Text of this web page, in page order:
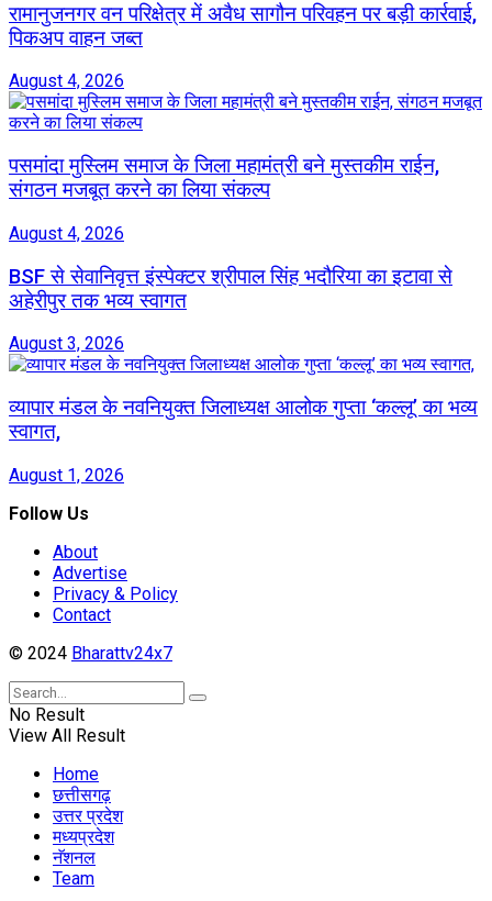
रामानुजनगर वन परिक्षेत्र में अवैध सागौन परिवहन पर बड़ी कार्रवाई,
पिकअप वाहन जब्त
August 4, 2026
पसमांदा मुस्लिम समाज के जिला महामंत्री बने मुस्तकीम राईन,
संगठन मजबूत करने का लिया संकल्प
August 4, 2026
BSF से सेवानिवृत्त इंस्पेक्टर श्रीपाल सिंह भदौरिया का इटावा से
अहेरीपुर तक भव्य स्वागत
August 3, 2026
व्यापार मंडल के नवनियुक्त जिलाध्यक्ष आलोक गुप्ता ‘कल्लू’ का भव्य
स्वागत,
August 1, 2026
Follow Us
About
Advertise
Privacy & Policy
Contact
© 2024 Bharattv24x7
No Result
View All Result
Home
छत्तीसगढ़
उत्तर प्रदेश
मध्यप्रदेश
नॅशनल
Team